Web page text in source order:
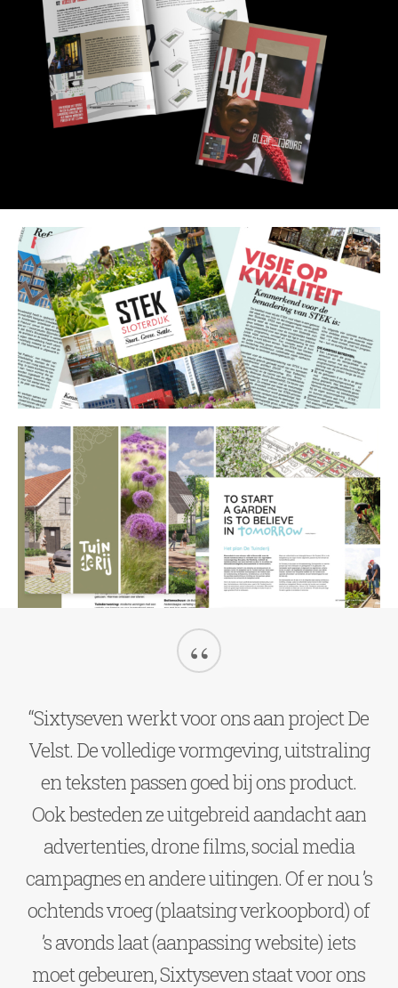
“
“Sixtyseven werkt voor ons aan project De
Velst. De volledige vormgeving, uitstraling
en teksten passen goed bij ons product.
Ook besteden ze uitgebreid aandacht aan
advertenties, drone films, social media
campagnes en andere uitingen. Of er nou ’s
ochtends vroeg (plaatsing verkoopbord) of
’s avonds laat (aanpassing website) iets
moet gebeuren, Sixtyseven staat voor ons